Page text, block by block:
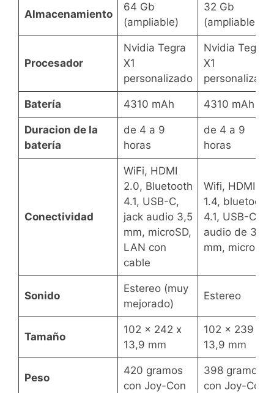
Almacenamiento
64 Gb
(ampliable)
32 Gb
(ampliable)
Procesador
Nvidia Tegra
X1
personalizado
Nvidia Tegra
X1
personalizado
Batería 4310 mAh 4310 mAh
Duracion de la
batería
de 4 a 9
horas
de 4 a 9
horas
Conectividad
WiFi, HDMI
2.0, Bluetooth
4.1, USB-C,
jack audio 3,5
mm, microSD,
LAN con
cable
Wifi, HDMI
1.4, bluetooth
4.1, USB-C,
audio de 3,5
mm, microSD
Sonido
Estereo (muy
mejorado)
Estereo
Tamaño
102 x 242 x
13,9 mm
102 x 239 x
13,9 mm
Peso
420 gramos
con Joy-Con
398 gramos
con Joy-Con